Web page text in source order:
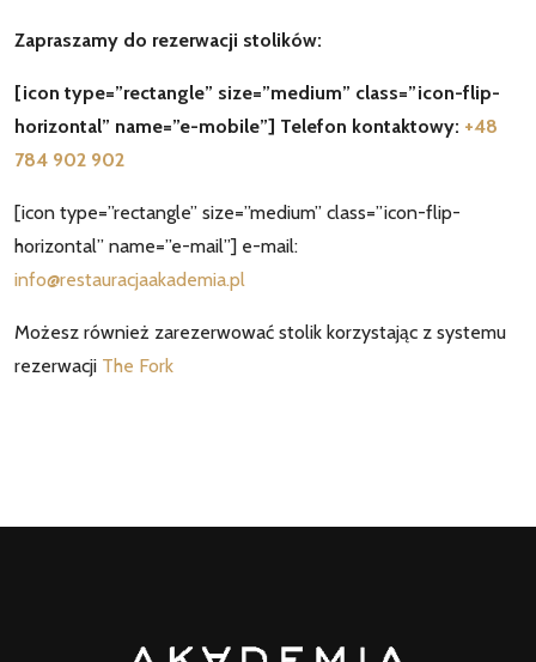
Zapraszamy do rezerwacji stolików:
[icon type=”rectangle” size=”medium” class=”icon-flip-
horizontal” name=”e-mobile”] Telefon kontaktowy: +48
784 902 902
[icon type=”rectangle” size=”medium” class=”icon-flip-
horizontal” name=”e-mail”] e-mail:
info@restauracjaakademia.pl
Możesz również zarezerwować stolik korzystając z systemu
rezerwacji The Fork